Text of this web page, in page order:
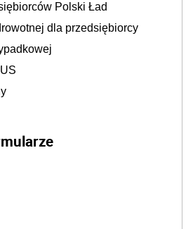
Polski Ład
dla przedsiębiorcy